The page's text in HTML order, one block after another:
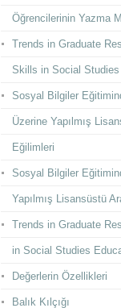
Öğrencilerinin Yazma
Trends in Graduate
Skills in Social
Sosyal Bilgiler
Üzerine Yapılmış
Eğilimleri
Sosyal Bilgiler
Yapılmış Lisansüstü
Trends in Graduate
in Social Studies
Değerlerin Özellikleri
Balık Kılçığı